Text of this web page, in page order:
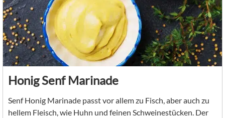
Honig Senf Marinade
Senf Honig Marinade passt vor allem zu Fisch, aber auch zu
hellem Fleisch, wie Huhn und feinen Schweinestücken. Der